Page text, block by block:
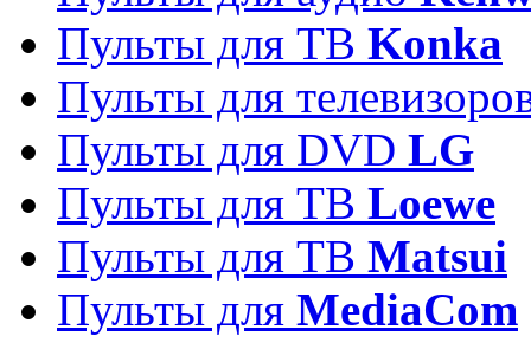
Пульты для ТВ Konka
Пульты для
Пульты для DVD LG
Пульты для ТВ Loewe
Пульты для ТВ Matsui
Пульты для MediaCom